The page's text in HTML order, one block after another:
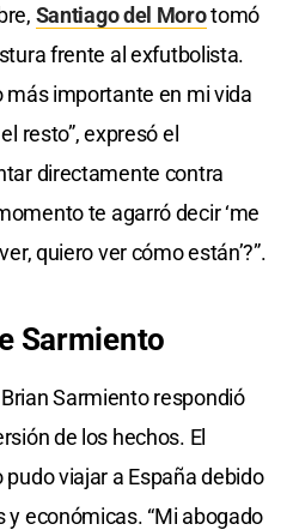
Santiago del Morotomó
frente al exfutbolista.
más importante en mi vida
resto”, expresó el
directamente contra
te agarró decir ‘me
quiero ver cómo están’?”.
Sarmiento
Sarmiento respondió
de los hechos. El
viajar a España debido
económicas. “Mi abogado